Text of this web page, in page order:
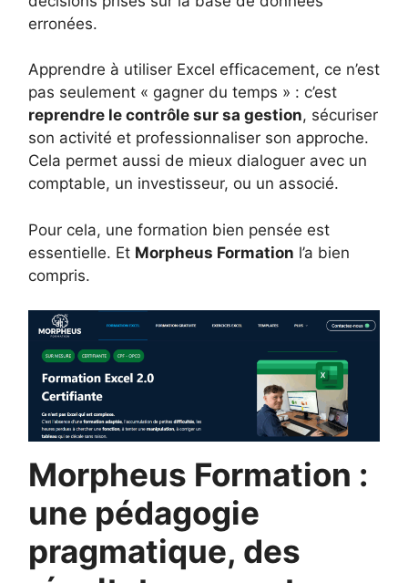
erronées.
Apprendre à utiliser Excel efficacement, ce n’est
pas seulement « gagner du temps » : c’est
reprendre le contrôle sur sa gestion, sécuriser
son activité et professionnaliser son approche.
Cela permet aussi de mieux dialoguer avec un
comptable, un investisseur, ou un associé.
Pour cela, une formation bien pensée est
essentielle. Et Morpheus Formation l’a bien
compris.
Morpheus Formation :
une pédagogie
pragmatique, des